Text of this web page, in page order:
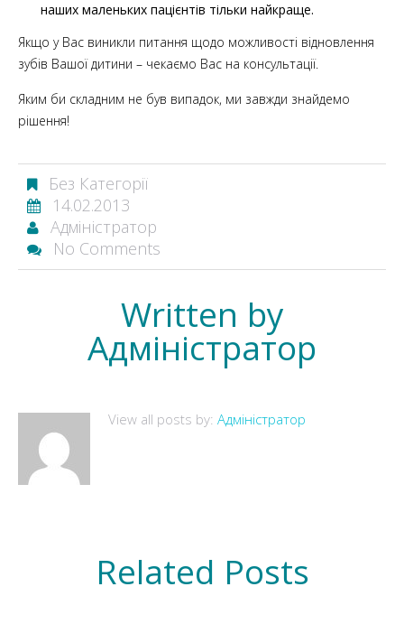
наших маленьких пацієнтів тільки найкраще.
Якщо у Вас виникли питання щодо можливості відновлення
зубів Вашої дитини – чекаємо Вас на консультації.
Яким би складним не був випадок, ми завжди знайдемо
рішення!
Без Категорії
14.02.2013
Адміністратор
No Comments
Written by
Адміністратор
View all posts by: Адміністратор
Related Posts